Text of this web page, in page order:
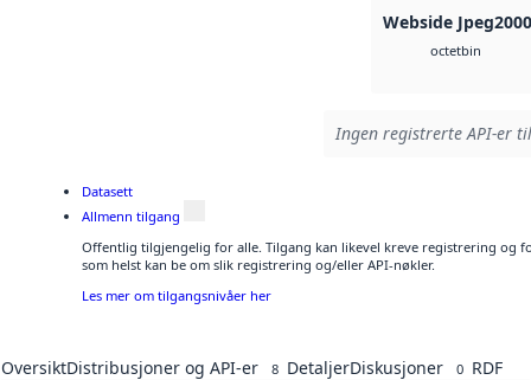
Webside Jpeg2000
octetbin
Ingen registrerte API-er
Datasett
Allmenn tilgang
Offentlig tilgjengelig for alle. Tilgang kan likevel kreve registrering og
som helst kan be om slik registrering og/eller API-nøkler.
Les mer om tilgangsnivåer her
OversiktDistribusjoner og API-er 8 DetaljerDiskusjoner 0 RDF